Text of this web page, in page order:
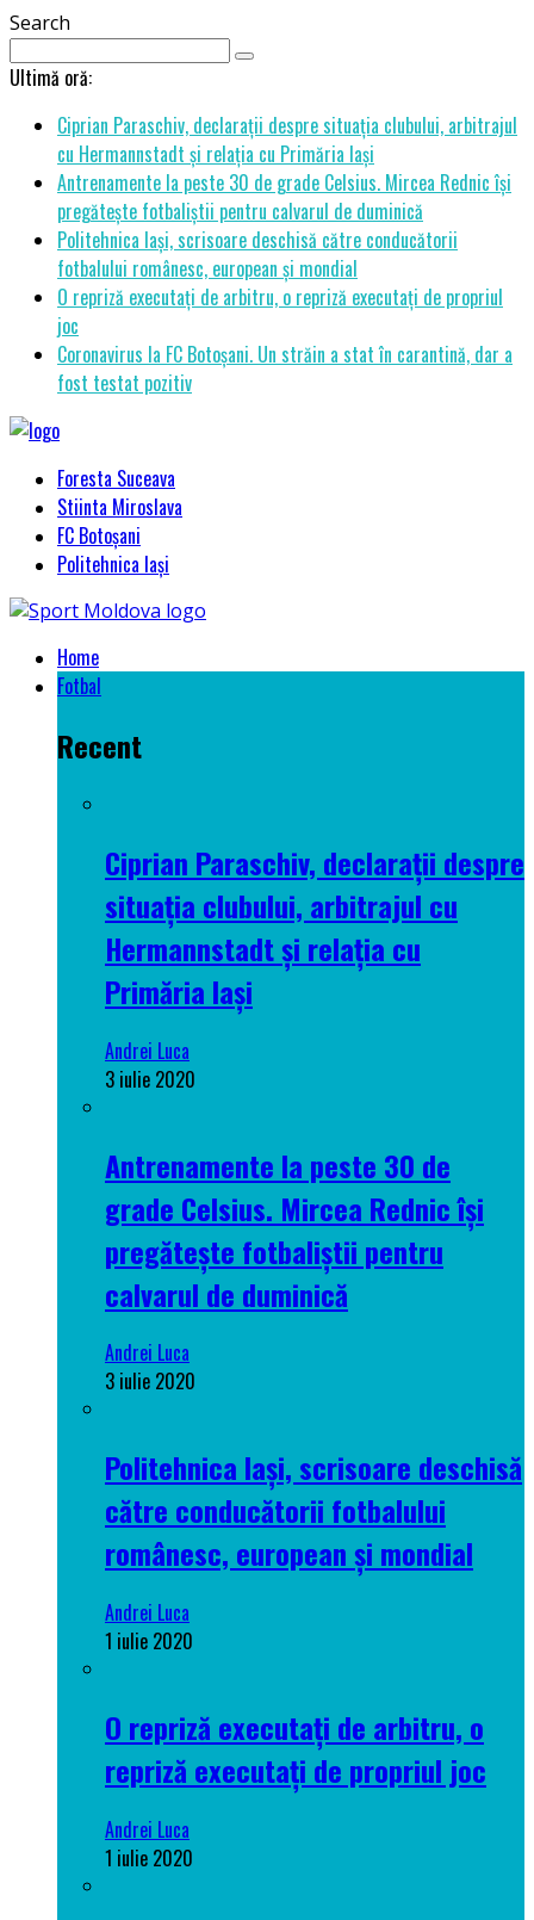
Search
Ultimă oră:
Ciprian Paraschiv, declarații despre situația clubului, arbitrajul
cu Hermannstadt și relația cu Primăria Iași
Antrenamente la peste 30 de grade Celsius. Mircea Rednic își
pregătește fotbaliștii pentru calvarul de duminică
Politehnica Iași, scrisoare deschisă către conducătorii
fotbalului românesc, european și mondial
O repriză executați de arbitru, o repriză executați de propriul
joc
Coronavirus la FC Botoșani. Un străin a stat în carantină, dar a
fost testat pozitiv
Foresta Suceava
Stiinta Miroslava
FC Botoșani
Politehnica Iași
Home
Fotbal
Recent
Ciprian Paraschiv, declarații despre
situația clubului, arbitrajul cu
Hermannstadt și relația cu
Primăria Iași
Andrei Luca
3 iulie 2020
Antrenamente la peste 30 de
grade Celsius. Mircea Rednic își
pregătește fotbaliștii pentru
calvarul de duminică
Andrei Luca
3 iulie 2020
Politehnica Iași, scrisoare deschisă
către conducătorii fotbalului
românesc, european și mondial
Andrei Luca
1 iulie 2020
O repriză executați de arbitru, o
repriză executați de propriul joc
Andrei Luca
1 iulie 2020